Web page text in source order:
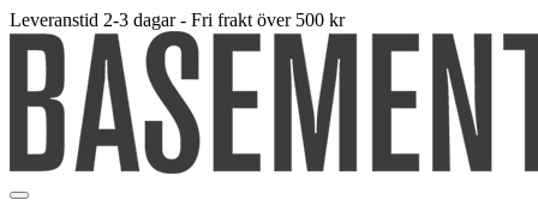
Leveranstid 2-3 dagar - Fri frakt över 500 kr